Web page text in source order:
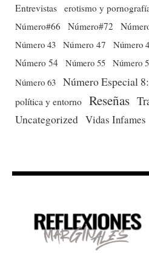
Entrevistas erotismo y
Número#66
Número#72
Número 43 Número 47 Número
Número 54 Número 55 Número
Número 63 Número Especial
política y entorno Reseñas
Uncategorized Vidas Infames